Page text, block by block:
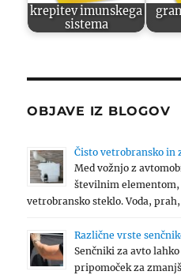
krepitev imunskega
sistema
OBJAVE IZ BLOGOV
Čisto vetrobransko in
Med vožnjo z
številnim elementom,
vetrobransko steklo. Voda,
Različne vrste
Senčniki za avto
pripomoček za